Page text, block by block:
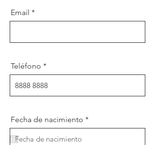
Email
Teléfono
Fecha de nacimiento *r
e